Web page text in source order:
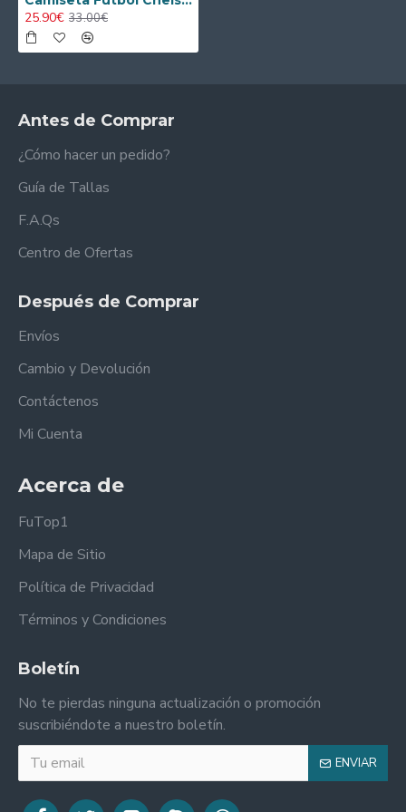
25.90€ 33.00€
Antes de Comprar
¿Cómo hacer un pedido?
Guía de Tallas
F.A.Qs
Centro de Ofertas
Después de Comprar
Envíos
Cambio y Devolución
Contáctenos
Mi Cuenta
Acerca de
FuTop1
Mapa de Sitio
Política de Privacidad
Términos y Condiciones
Boletín
No te pierdas ninguna actualización o promoción
suscribiéndote a nuestro boletín.
ENVIAR